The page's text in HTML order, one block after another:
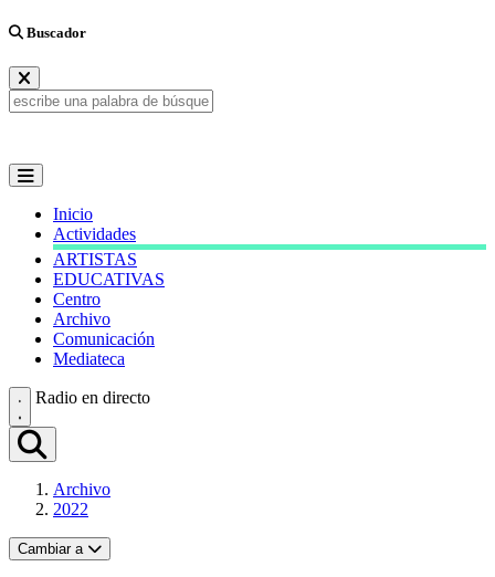
Buscador
Inicio
Actividades
ARTISTAS
EDUCATIVAS
Centro
Archivo
Comunicación
Mediateca
Radio en directo
Archivo
2022
Cambiar a